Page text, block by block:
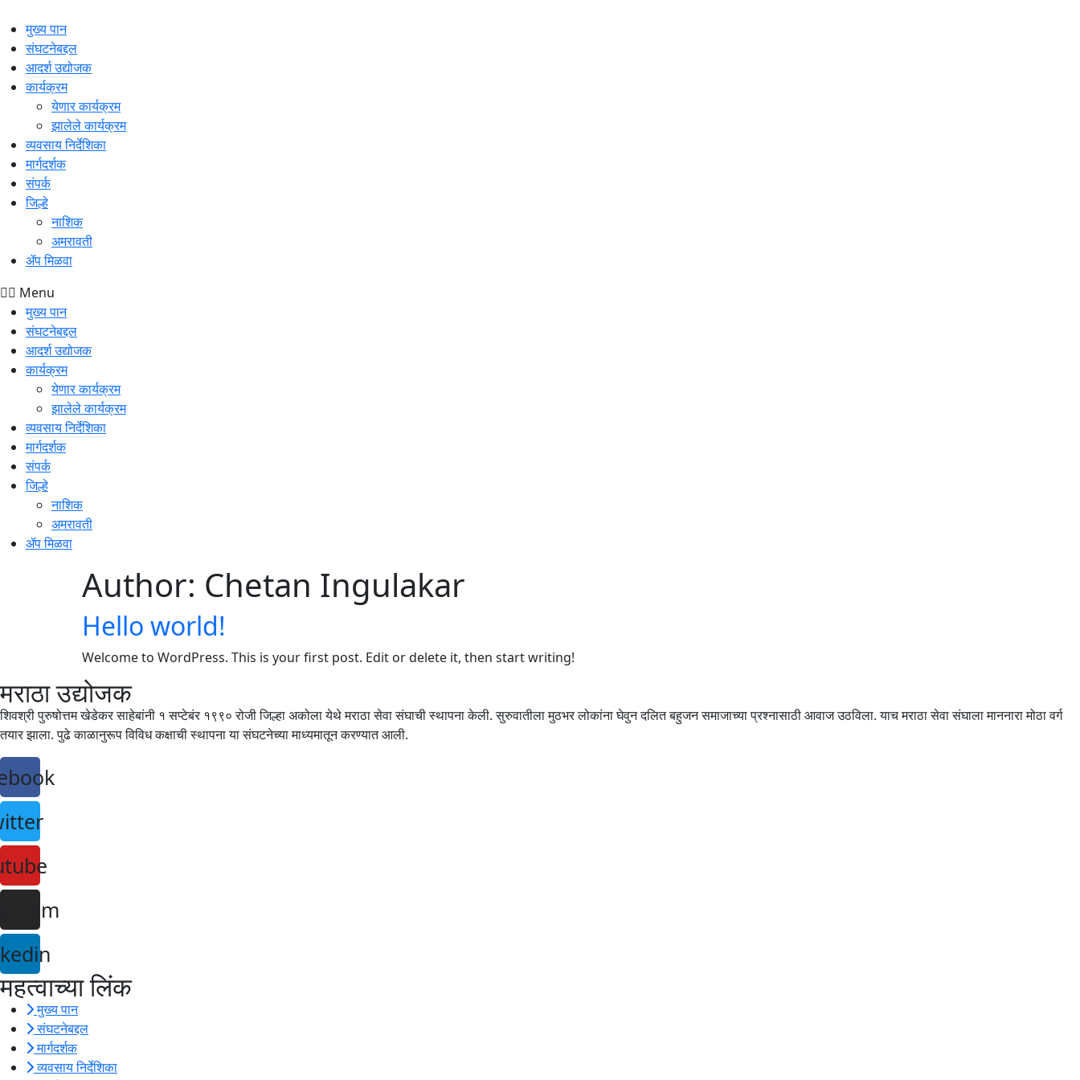
मुख्य पान
संघटनेबद्दल
आदर्श उद्योजक
कार्यक्रम
येणार कार्यक्रम
झालेले कार्यक्रम
व्यवसाय निर्देशिका
मार्गदर्शक
संपर्क
जिल्हे
नाशिक
अमरावती
ॲप मिळवा
Menu
मुख्य पान
संघटनेबद्दल
आदर्श उद्योजक
कार्यक्रम
येणार कार्यक्रम
झालेले कार्यक्रम
व्यवसाय निर्देशिका
मार्गदर्शक
संपर्क
जिल्हे
नाशिक
अमरावती
ॲप मिळवा
Author: Chetan Ingulakar
Hello world!
Welcome to WordPress. This is your first post. Edit or delete it, then start writing!
मराठा उद्योजक
शिवश्री पुरुषोत्तम खेडेकर साहेबांनी १ सप्टेबंर १९९० रोजी जिल्हा अकोला येथे मराठा सेवा संघाची स्थापना केली. सुरुवातीला मुठभर लोकांना घेवुन दलित बहुजन समाजाच्या प्रश्नासाठी आवाज उठविला. याच मराठा सेवा संघाला माननारा मोठा वर्ग
तयार झाला. पुढे काळानुरूप विविध कक्षाची स्थापना या संघटनेच्या माध्यमातून करण्यात आली.
महत्वाच्या लिंक
मुख्य पान
संघटनेबद्दल
मार्गदर्शक
व्यवसाय निर्देशिका